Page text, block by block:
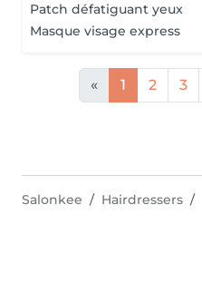
Patch défatiguant yeux
Masque visage express
« 1 2 3
Salonkee Hairdressers